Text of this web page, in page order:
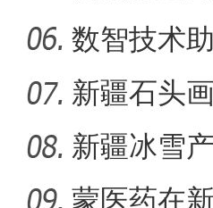
数智技术
新疆石头
新疆冰雪
蒙医药在